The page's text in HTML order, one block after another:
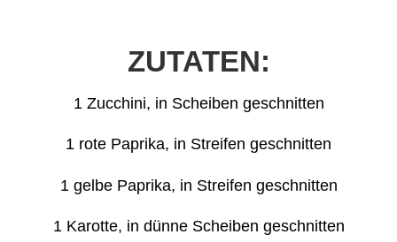
ZUTATEN:
1 Zucchini, in Scheiben geschnitten
1 rote Paprika, in Streifen geschnitten
1 gelbe Paprika, in Streifen geschnitten
1 Karotte, in dünne Scheiben geschnitten